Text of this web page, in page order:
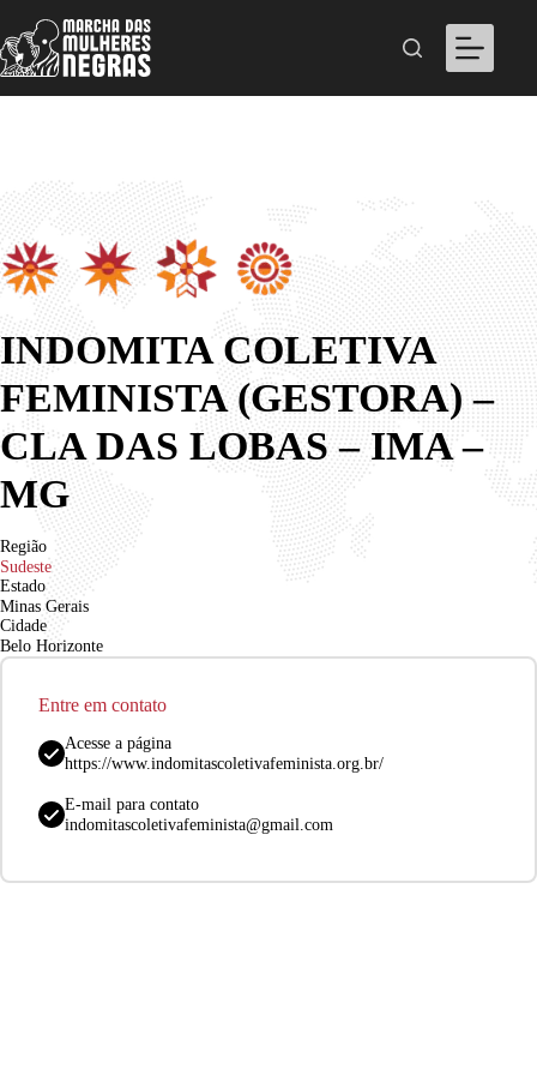
para
o
conteúdo
INDOMITA COLETIVA
FEMINISTA (GESTORA) –
CLA DAS LOBAS – IMA –
MG
Região
Sudeste
Estado
Minas Gerais
Cidade
Belo Horizonte
Entre em contato
Acesse a página
https://www.indomitascoletivafeminista.org.br/
E-mail para contato
indomitascoletivafeminista@gmail.com